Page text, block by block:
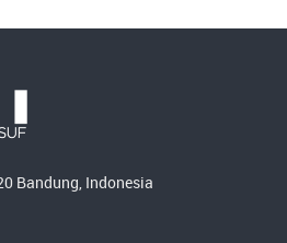
Bandung, Indonesia